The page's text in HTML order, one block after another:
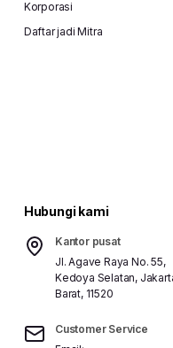
Korporasi
Daftar jadi Mitra
Hubungi kami
Kantor pusat
Jl. Agave Raya No. 55,
Kedoya Selatan,
Barat, 11520
Customer Service